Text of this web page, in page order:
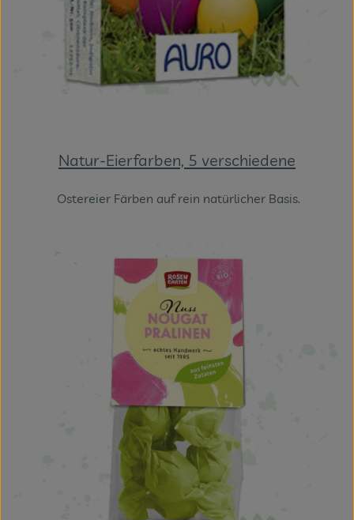
Natur-Eierfarben, 5 verschiedene
Ostereier Färben auf rein natürlicher Basis.